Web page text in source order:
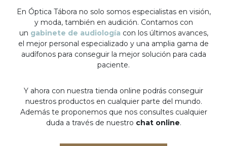
En Óptica Tábora no solo somos especialistas en visión,
y moda, también en audición. Contamos con
un gabinete de audiología con los últimos avances,
el mejor personal especializado y una amplia gama de
audífonos para conseguir la mejor solución para cada
paciente.
Y ahora con nuestra tienda online podrás conseguir
nuestros productos en cualquier parte del mundo.
Además te proponemos que nos consultes cualquier
duda a través de nuestro chat online.